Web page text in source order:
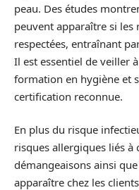
peau. Des études
peuvent apparaître si les
respectées, entraînant
Il est essentiel de veiller
formation en hygiène et
certification reconnue.
En plus du risque
risques allergiques liés à
démangeaisons ainsi
apparaître chez les